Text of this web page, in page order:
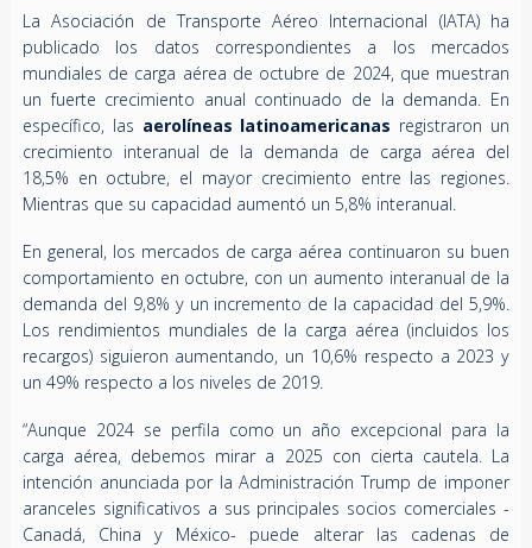
La Asociación de Transporte Aéreo Internacional (IATA) ha
publicado los datos correspondientes a los mercados
mundiales de carga aérea de octubre de 2024, que muestran
un fuerte crecimiento anual continuado de la demanda. En
específico, las aerolíneas latinoamericanas registraron un
crecimiento interanual de la demanda de carga aérea del
18,5% en octubre, el mayor crecimiento entre las regiones.
Mientras que su capacidad aumentó un 5,8% interanual.
En general, los mercados de carga aérea continuaron su buen
comportamiento en octubre, con un aumento interanual de la
demanda del 9,8% y un incremento de la capacidad del 5,9%.
Los rendimientos mundiales de la carga aérea (incluidos los
recargos) siguieron aumentando, un 10,6% respecto a 2023 y
un 49% respecto a los niveles de 2019.
“Aunque 2024 se perfila como un año excepcional para la
carga aérea, debemos mirar a 2025 con cierta cautela. La
intención anunciada por la Administración Trump de imponer
aranceles significativos a sus principales socios comerciales -
Canadá, China y México- puede alterar las cadenas de